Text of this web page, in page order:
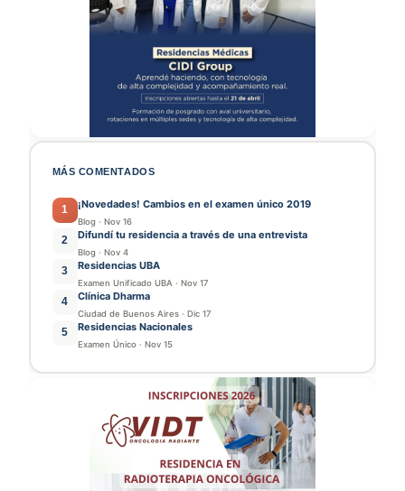
MÁS COMENTADOS
1 ¡Novedades! Cambios en el examen único 2019
Blog · Nov 16
2 Difundí tu residencia a través de una entrevista
Blog · Nov 4
3 Residencias UBA
Examen Unificado UBA · Nov 17
4 Clínica Dharma
Ciudad de Buenos Aires · Dic 17
5 Residencias Nacionales
Examen Único · Nov 15